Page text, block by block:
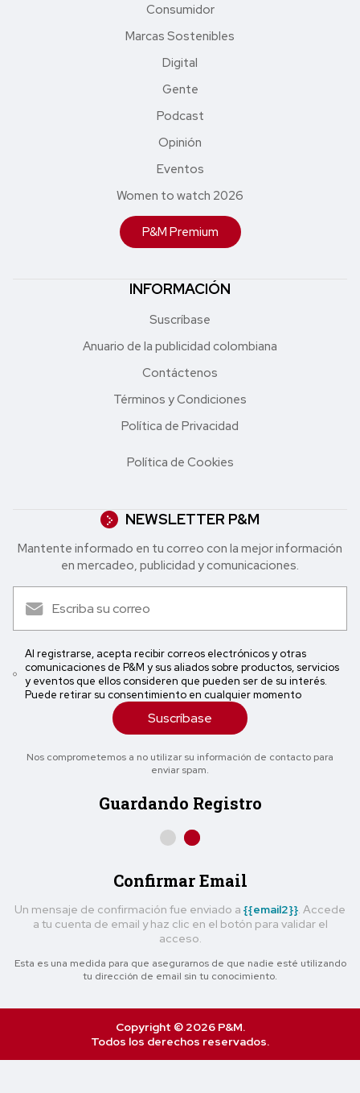
Consumidor
Marcas Sostenibles
Digital
Gente
Podcast
Opinión
Eventos
Women to watch 2026
P&M Premium
INFORMACIÓN
Suscríbase
Anuario de la publicidad colombiana
Contáctenos
Términos y Condiciones
Política de Privacidad
Política de Cookies
NEWSLETTER P&M
Mantente informado en tu correo con la mejor in formación
en mercadeo, publicidad y comunicaciones.
Al registrarse, acepta recibir correos electrónicos y otras
comunicaciones de P&M y sus aliados sobre productos, servicios
y eventos que ellos consideren que pueden ser de su interés.
Puede retirar su consentimiento en cualquier momento
Suscríbase
Nos comprometemos a no utilizar su información de contacto para
enviar spam.
Guardando Registro
Confirmar Email
Un mensaje de confirmación fue enviado a {{email2}} . Accede
a tu cuenta de email y haz clic en el botón para validar el
acceso.
Esta es una medida para que asegurarnos de que nadie esté utilizando
tu dirección de email sin tu conocimiento.
Copyright © 2026 P&M.
Todos los derechos reservados.